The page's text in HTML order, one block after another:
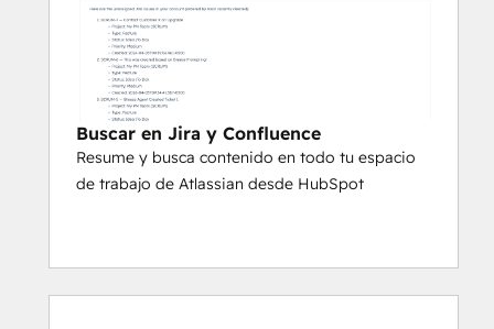
Buscar en Jira y Confluence
Resume y busca contenido en todo tu espacio
de trabajo de Atlassian desde HubSpot